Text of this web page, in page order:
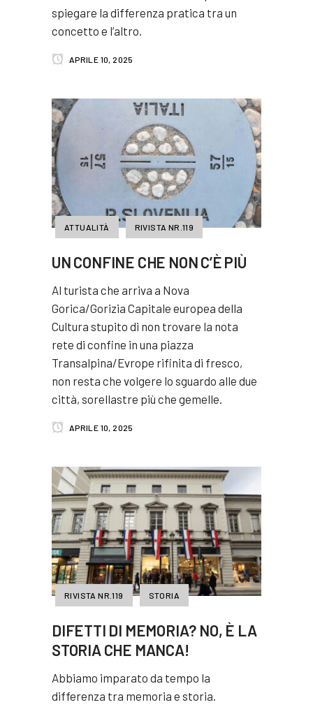
spiegare la differenza pratica tra un
concetto e l’altro.
APRILE 10, 2025
ATTUALITÀ RIVISTA NR.119
UN CONFINE CHE NON C’È PIÙ
Al turista che arriva a Nova
Gorica/Gorizia Capitale europea della
Cultura stupito di non trovare la nota
rete di confine in una piazza
Transalpina/Evrope rifinita di fresco,
non resta che volgere lo sguardo alle due
città, sorellastre più che gemelle.
APRILE 10, 2025
RIVISTA NR.119 STORIA
DIFETTI DI MEMORIA? NO, È LA
STORIA CHE MANCA!
Abbiamo imparato da tempo la
differenza tra memoria e storia.